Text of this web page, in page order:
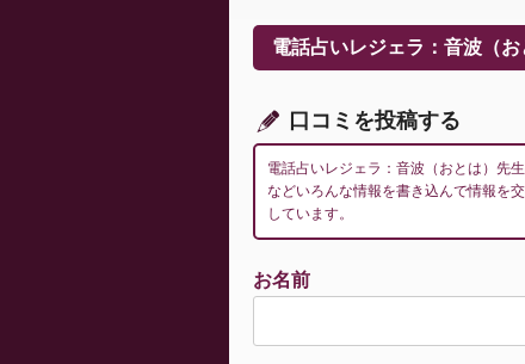
ー
シ
ン
電話占いレジェラ：音波（
口コミを投稿する
電話占いレジェラ：音波（おとは）先
などいろんな情報を書き込んで情報を
しています。
お名前